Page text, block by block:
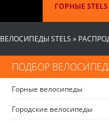
ГОРНЫЕ STELS
ВЕЛОСИПЕДЫ STELS »
ПОДБОР
Горные велосипеды
Городские велосипеды